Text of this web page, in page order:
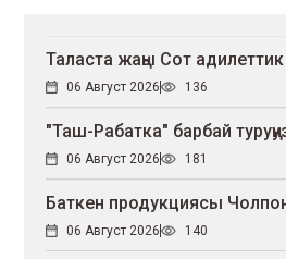
Таласта жаңы Сот
06 Август 2026 136
"Таш-Рабатка" барбай
06 Август 2026 181
Баткен продукциясы
06 Август 2026 140